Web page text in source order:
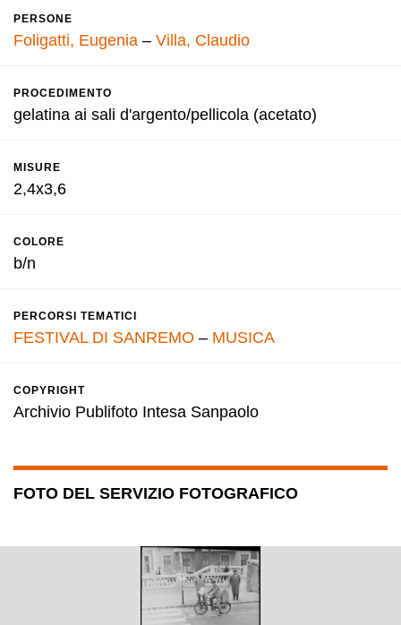
PERSONE
Foligatti, Eugenia – Villa, Claudio
PROCEDIMENTO
gelatina ai sali d'argento/pellicola (acetato)
MISURE
2,4x3,6
COLORE
b/n
PERCORSI TEMATICI
FESTIVAL DI SANREMO – MUSICA
COPYRIGHT
Archivio Publifoto Intesa Sanpaolo
FOTO DEL SERVIZIO FOTOGRAFICO